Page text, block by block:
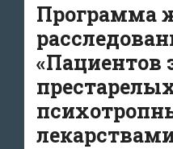
Программа
«Пациентов